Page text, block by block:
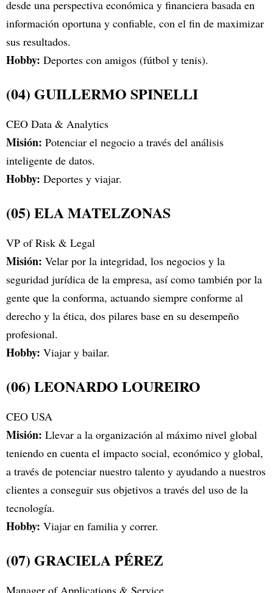
desde una perspectiva económica y financiera basada en
información oportuna y confiable, con el fin de maximizar
sus resultados.
Hobby: Deportes con amigos (fútbol y tenis).
(04) GUILLERMO SPINELLI
CEO Data & Analytics
Misión: Potenciar el negocio a través del análisis
inteligente de datos.
Hobby: Deportes y viajar.
(05) ELA MATELZONAS
VP of Risk & Legal
Misión: Velar por la integridad, los negocios y la
seguridad jurídica de la empresa, así como también por la
gente que la conforma, actuando siempre conforme al
derecho y la ética, dos pilares base en su desempeño
profesional.
Hobby: Viajar y bailar.
(06) LEONARDO LOUREIRO
CEO USA
Misión: Llevar a la organización al máximo nivel global
teniendo en cuenta el impacto social, económico y global,
a través de potenciar nuestro talento y ayudando a nuestros
clientes a conseguir sus objetivos a través del uso de la
tecnología.
Hobby: Viajar en familia y correr.
(07) GRACIELA PÉREZ
Manager of Applications & Service